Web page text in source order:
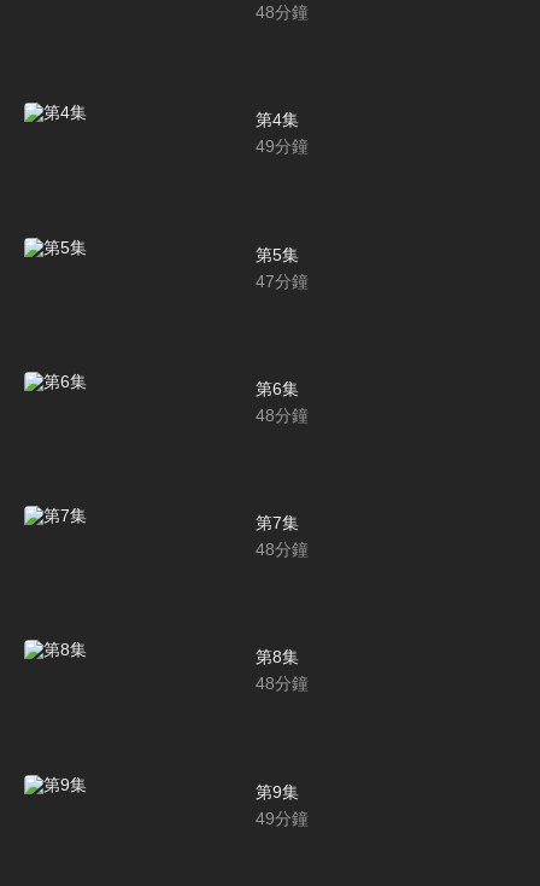
48分鐘
第4集
49分鐘
第5集
47分鐘
第6集
48分鐘
第7集
48分鐘
第8集
48分鐘
第9集
49分鐘